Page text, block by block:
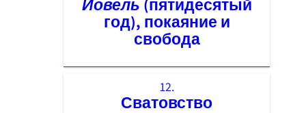
Йовель (пятидесятый
год), покаяние и
свобода
12.
Сватовство